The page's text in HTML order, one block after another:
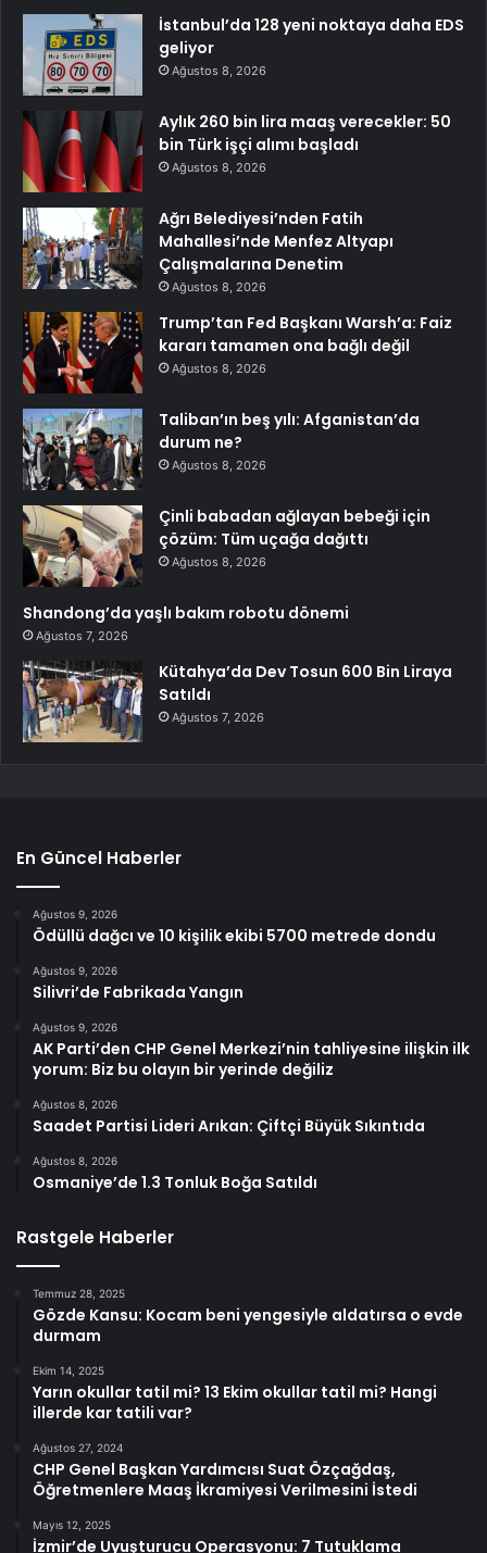
İstanbul’da 128 yeni noktaya daha EDS
geliyor
Ağustos 8, 2026
Aylık 260 bin lira maaş verecekler: 50
bin Türk işçi alımı başladı
Ağustos 8, 2026
Ağrı Belediyesi’nden Fatih
Mahallesi’nde Menfez Altyapı
Çalışmalarına Denetim
Ağustos 8, 2026
Trump’tan Fed Başkanı Warsh’a: Faiz
kararı tamamen ona bağlı değil
Ağustos 8, 2026
Taliban’ın beş yılı: Afganistan’da
durum ne?
Ağustos 8, 2026
Çinli babadan ağlayan bebeği için
çözüm: Tüm uçağa dağıttı
Ağustos 8, 2026
Shandong’da yaşlı bakım robotu dönemi
Ağustos 7, 2026
Kütahya’da Dev Tosun 600 Bin Liraya
Satıldı
Ağustos 7, 2026
En Güncel Haberler
Ağustos 9, 2026
Ödüllü dağcı ve 10 kişilik ekibi 5700 metrede dondu
Ağustos 9, 2026
Silivri’de Fabrikada Yangın
Ağustos 9, 2026
AK Parti’den CHP Genel Merkezi’nin tahliyesine ilişkin ilk
yorum: Biz bu olayın bir yerinde değiliz
Ağustos 8, 2026
Saadet Partisi Lideri Arıkan: Çiftçi Büyük Sıkıntıda
Ağustos 8, 2026
Osmaniye’de 1.3 Tonluk Boğa Satıldı
Rastgele Haberler
Temmuz 28, 2025
Gözde Kansu: Kocam beni yengesiyle aldatırsa o evde
durmam
Ekim 14, 2025
Yarın okullar tatil mi? 13 Ekim okullar tatil mi? Hangi
illerde kar tatili var?
Ağustos 27, 2024
CHP Genel Başkan Yardımcısı Suat Özçağdaş,
Öğretmenlere Maaş İkramiyesi Verilmesini İstedi
Mayıs 12, 2025
İzmir’de Uyuşturucu Operasyonu: 7 Tutuklama